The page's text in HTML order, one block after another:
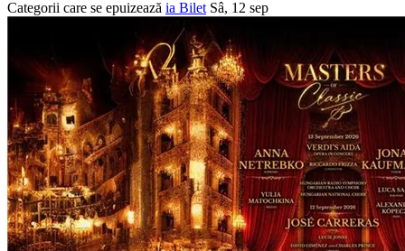
Categorii care se epuizează ia Bilet Sâ, 12 sep